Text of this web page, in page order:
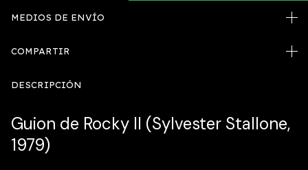
MEDIOS DE ENVÍO
COMPARTIR
DESCRIPCIÓN
Guion de Rocky II (Sylvester Stallone,
1979)